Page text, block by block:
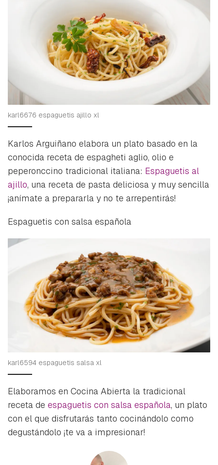
karl6676 espaguetis ajillo xl
Karlos Arguiñano elabora un plato basado en la
conocida receta de espagheti aglio, olio e
peperonccino tradicional italiana: Espaguetis al
ajillo, una receta de pasta deliciosa y muy sencilla
¡anímate a prepararla y no te arrepentirás!
Espaguetis con salsa española
karl6594 espaguetis salsa xl
Elaboramos en Cocina Abierta la tradicional
receta de espaguetis con salsa española, un plato
con el que disfrutarás tanto cocinándolo como
degustándolo ¡te va a impresionar!